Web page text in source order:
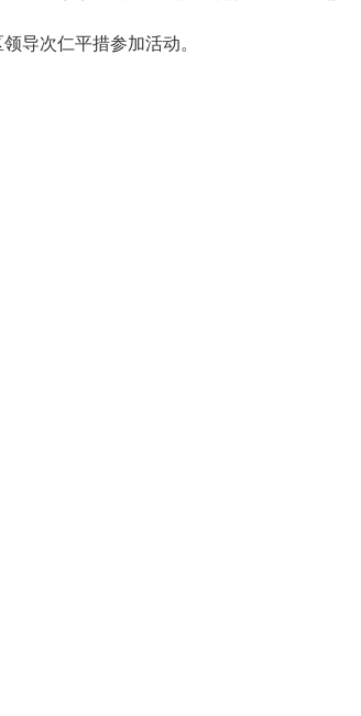
领导次仁平措参加活动。